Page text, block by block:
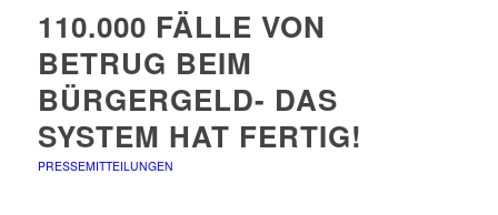
110.000 FÄLLE VON
BETRUG BEIM
BÜRGERGELD- DAS
SYSTEM HAT FERTIG!
PRESSEMITTEILUNGEN